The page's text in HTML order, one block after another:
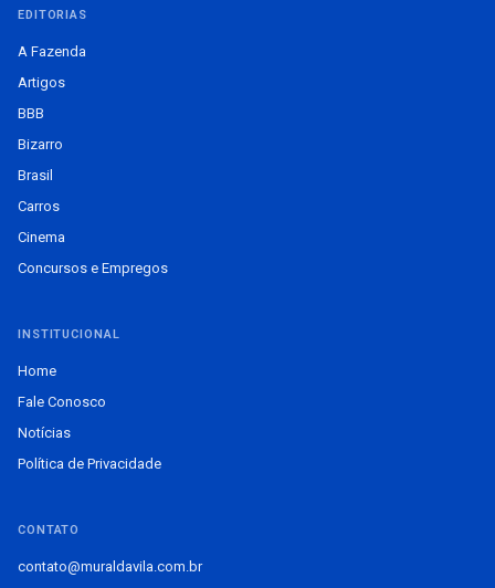
EDITORIAS
A Fazenda
Artigos
BBB
Bizarro
Brasil
Carros
Cinema
Concursos e Empregos
INSTITUCIONAL
Home
Fale Conosco
Notícias
Política de Privacidade
CONTATO
contato@muraldavila.com.br